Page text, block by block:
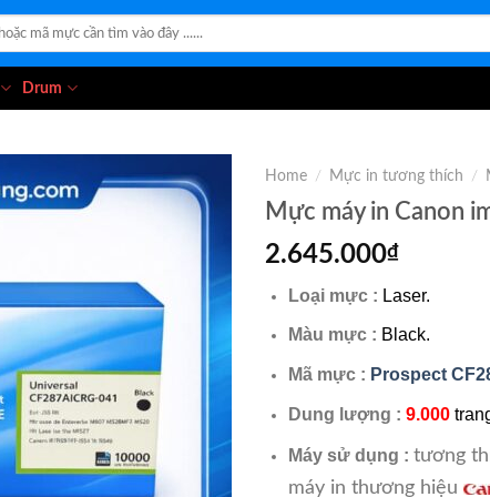
Drum
Home / Mực in tương thích /
Mực máy in Canon
2.645.000₫
Loại mực : Laser.
Màu mực : Black.
Mã mực : Prospect
Dung lượng : 9.000
Máy sử dụng : tương
máy in thương hiệu